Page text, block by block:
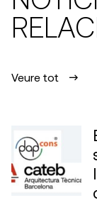
Veure tot